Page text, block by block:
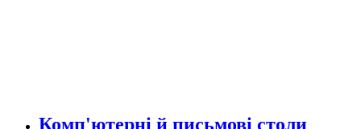
Комп'ютерні й письмові столи